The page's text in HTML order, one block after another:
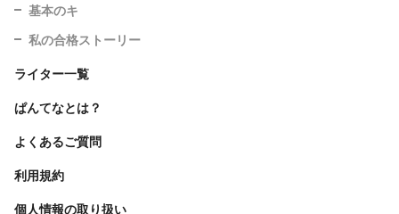
基本のキ
私の合格ストーリー
ライター一覧
ぱんてなとは？
よくあるご質問
利用規約
個人情報の取り扱い